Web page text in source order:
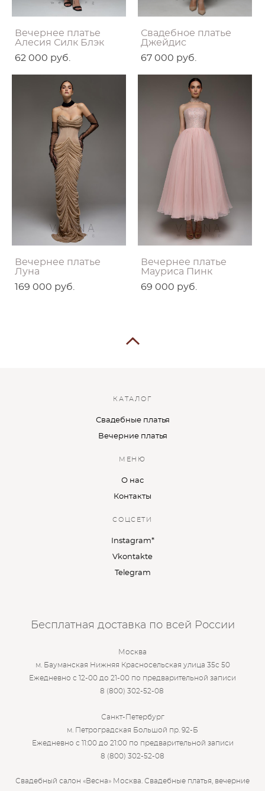
Вечернее платье
Алесия Силк Блэк
62 000 pуб.
Свадебное платье
Джейдис
67 000 pуб.
Вечернее платье
Луна
169 000 pуб.
Вечернее платье
Мауриса Пинк
69 000 pуб.
КАТАЛОГ
Свадебные платья
Вечерние платья
МЕНЮ
О нас
Контакты
СОЦСЕТИ
Instagram*
Vkontakte
Telegram
Бесплатная доставка по всей России
Москва
м. Бауманская Нижняя Красносельская улица 35с 50
Ежедневно с 12-00 до 21-00 по предварительной записи
8 (800) 302-52-08
Санкт-Петербург
м. Петроградская Большой пр. 92-Б
Ежедневно с 11:00 до 21:00 по предварительной записи
8 (800) 302-52-08
Свадебный салон «Весна» Москва. Свадебные платья, вечерние